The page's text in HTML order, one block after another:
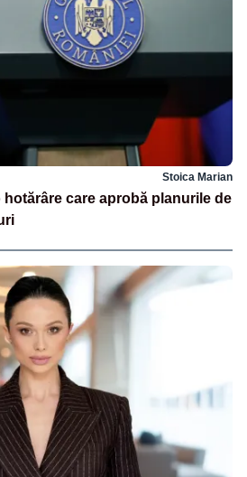
Stoica Marian
care aprobă planurile de